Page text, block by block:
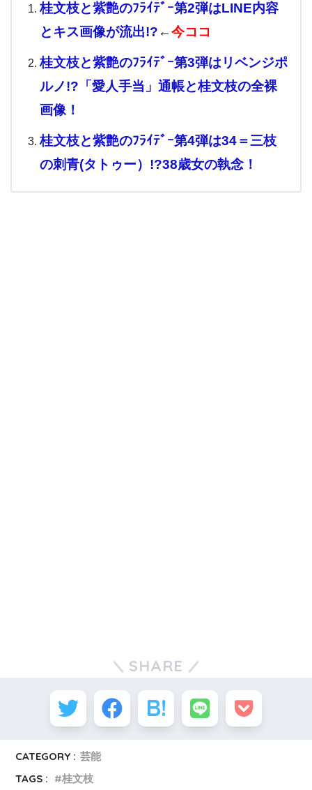
桂文枝と紫艶のﾌﾗｲﾃﾞｰ第2弾はLINE内容
とキス画像が流出!? ←今ココ
桂文枝と紫艶のﾌﾗｲﾃﾞｰ第3弾はリベンジポ
ルノ!?「愛人手当」通帳と桂文枝の全裸
画像！
桂文枝と紫艶のﾌﾗｲﾃﾞｰ第4弾は34＝三枝
の刺青(タトゥー）!?38歳女の執念！
SHARE
CATEGORY : 芸能
TAGS :
桂文枝